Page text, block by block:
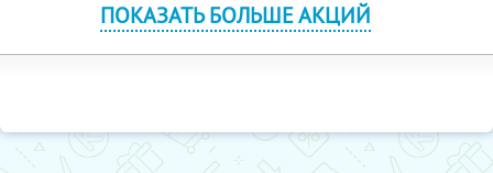
ПОКАЗАТЬ БОЛЬШЕ АКЦИЙ